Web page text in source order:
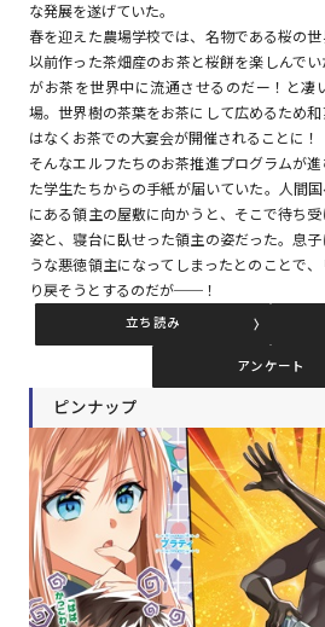
コミックパルフェ
コミックエッセイ
な発展を遂げていた。
春を迎えた農場学校では、名物である桜の
以前作った茶畑産のお茶と桜餅を楽しんで
がお茶を世界中に流通させるのだー！と凄
場。世界樹の茶葉をお茶にして広めるため
はなくお茶での大宴会が開催されることに！
そんなエルフたちのお茶推進プログラムが
た学生たちからの手紙が届いていた。人間
にある領主の屋敷に向かうと、そこで待ち
姿と、寝台に臥せった領主の姿だった。息
うな悪徳領主になってしまったとのことで
り戻そうとするのだが──！
立ち読み
アンケート
ピンナップ